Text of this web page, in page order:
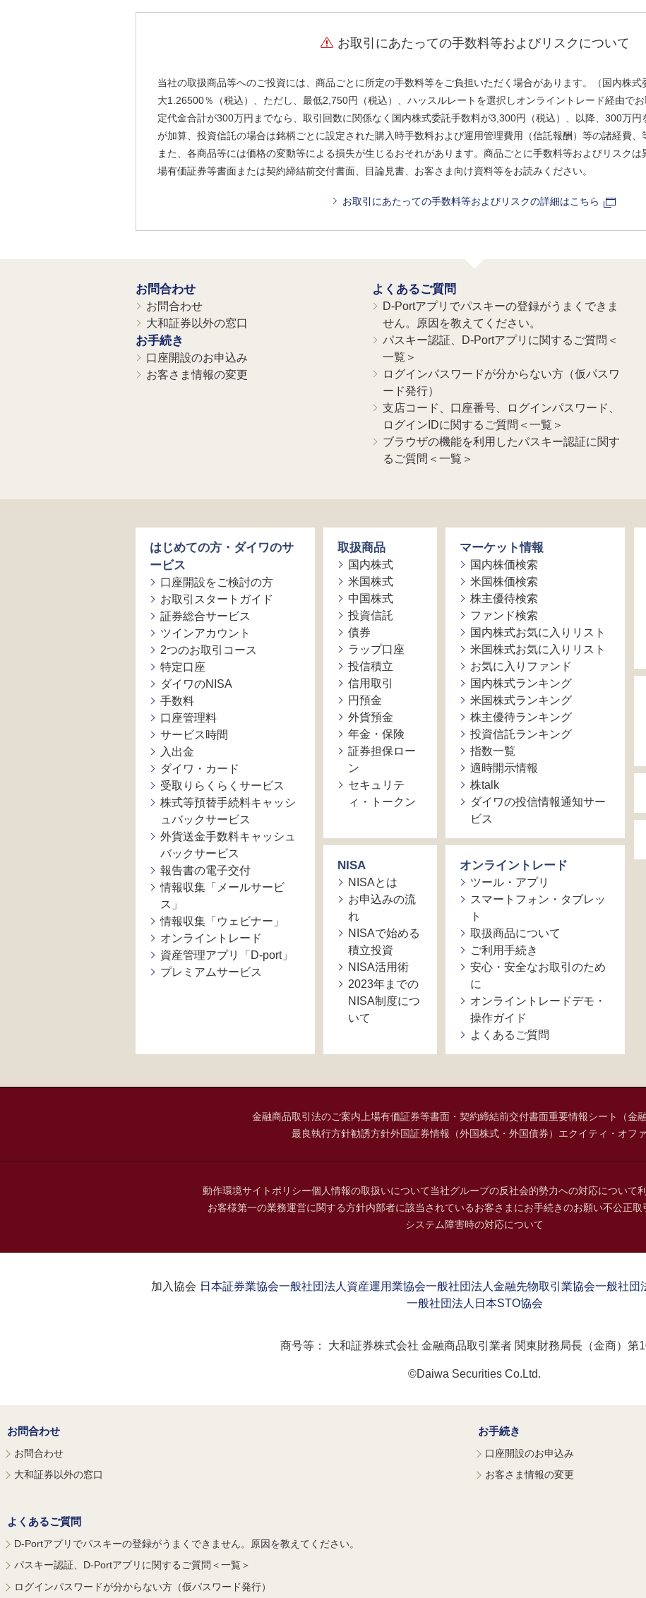
お取引にあたっての手数料等およびリスクについて
当社の取扱商品等へのご投資には、商品ごとに所定の手数料等をご負担いただく場合があります。（国内株
大1.26500％（税込）、ただし、最低2,750円（税込）、ハッスルレートを選択しオンライントレード経由で
定代金合計が300万円までなら、取引回数に関係なく国内株式委託手数料が3,300円（税込）、以降、300万円
が加算、投資信託の場合は銘柄ごとに設定された購入時手数料および運用管理費用（信託報酬）等の諸経費、
また、各商品等には価格の変動等による損失が生じるおそれがあります。商品ごとに手数料等およびリスク
場有価証券等書面または契約締結前交付書面、目論見書、お客さま向け資料等をお読みください。
お取引にあたっての手数料等およびリスクの詳細はこちら
お問合わせ
お問合わせ
大和証券以外の窓口
お手続き
口座開設のお申込み
お客さま情報の変更
よくあるご質問
D-Portアプリでパスキーの登録がうまくできま
せん。原因を教えてください。
パスキー認証、D-Portアプリに関するご質問＜
一覧＞
ログインパスワードが分からない方（仮パスワ
ード発行）
支店コード、口座番号、ログインパスワード、
ログインIDに関するご質問＜一覧＞
ブラウザの機能を利用したパスキー認証に関す
るご質問＜一覧＞
はじめての方・ダイワのサ
ービス
口座開設をご検討の方
お取引スタートガイド
証券総合サービス
ツインアカウント
2つのお取引コース
特定口座
ダイワのNISA
手数料
口座管理料
サービス時間
入出金
ダイワ・カード
受取りらくらくサービス
株式等預替手続料キャッシ
ュバックサービス
外貨送金手数料キャッシュ
バックサービス
報告書の電子交付
情報収集「メールサービ
ス」
情報収集「ウェビナー」
オンライントレード
資産管理アプリ「D-port」
プレミアムサービス
取扱商品
国内株式
米国株式
中国株式
投資信託
債券
ラップ口座
投信積立
信用取引
円預金
外貨預金
年金・保険
証券担保ロー
ン
セキュリテ
ィ・トークン
NISA
NISAとは
お申込みの流
れ
NISAで始める
積立投資
NISA活用術
2023年までの
NISA制度につ
いて
マーケット情報
国内株価検索
米国株価検索
株主優待検索
ファンド検索
国内株式お気に入りリスト
米国株式お気に入りリスト
お気に入りファンド
国内株式ランキング
米国株式ランキング
株主優待ランキング
投資信託ランキング
指数一覧
適時開示情報
株talk
ダイワの投信情報通知サー
ビス
オンライントレード
ツール・アプリ
スマートフォン・タブレッ
ト
取扱商品について
ご利用手続き
安心・安全なお取引のため
に
オンライントレードデモ・
操作ガイド
よくあるご質問
金融商品取引法のご案内 上場有価証券等書面・契約締結前交付書面重要情報シート（金
最良執行方針勧誘方針外国証券情報（外国株式・外国債券） エクイティ・オフ
動作環境サイトポリシー個人情報の取扱いについて当社グループの反社会的勢力への対応について
お客様第一の業務運営に関する方針内部者に該当されているお客さまにお手続きのお願い不公正取
システム障害時の対応について
加入協会：日本証券業協会一般社団法人資産運用業協会一般社団法人金融先物取引業協会一般社団
一般社団法人日本STO協会
商号等： 大和証券株式会社 金融商品取引業者 関東財務局長（金商）第
©Daiwa Securities Co.Ltd.
お問合わせ
お問合わせ
大和証券以外の窓口
お手続き
口座開設のお申込み
お客さま情報の変更
よくあるご質問
D-Portアプリでパスキーの登録がうまくできません。原因を教えてください。
パスキー認証、D-Portアプリに関するご質問＜一覧＞
ログインパスワードが分からない方（仮パスワード発行）